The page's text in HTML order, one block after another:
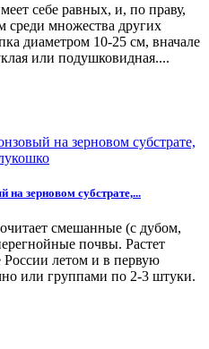
себе равных, и, по праву,
среди множества других
диаметром 10-25 см, вначале
или подушковидная....
зерновом субстрате,...
смешанные (с дубом,
почвы. Растет
летом и в первую
или группами по 2-3 штуки.